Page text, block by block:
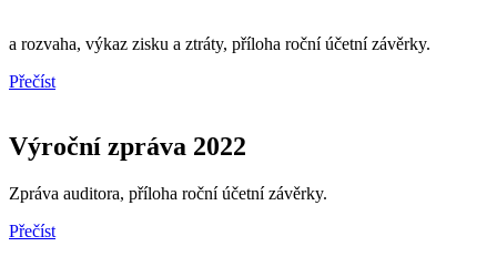
a rozvaha, výkaz zisku a ztráty, příloha roční účetní závěrky.
Přečíst
Výroční zpráva 2022
Zpráva auditora, příloha roční účetní závěrky.
Přečíst